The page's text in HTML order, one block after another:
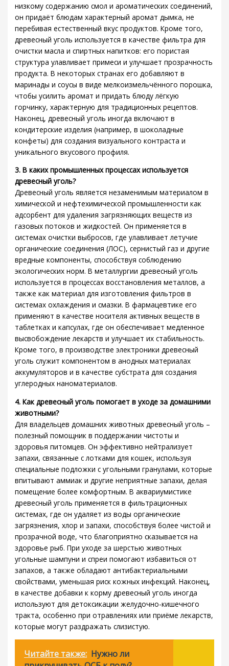
низкому содержанию смол и ароматических соединений,
он придаёт блюдам характерный аромат дымка, не
перебивая естественный вкус продуктов. Кроме того,
древесный уголь используется в качестве фильтра для
очистки масла и спиртных напитков: его пористая
структура улавливает примеси и улучшает прозрачность
продукта. В некоторых странах его добавляют в
маринады и соусы в виде мелкоизмельчённого порошка,
чтобы усилить аромат и придать блюду лёгкую
горчинку, характерную для традиционных рецептов.
Наконец, древесный уголь иногда включают в
кондитерские изделия (например, в шоколадные
конфеты) для создания визуального контраста и
уникального вкусового профиля.
3. В каких промышленных процессах используется
древесный уголь?
Древесный уголь является незаменимым материалом в
химической и нефтехимической промышленности как
адсорбент для удаления загрязняющих веществ из
газовых потоков и жидкостей. Он применяется в
системах очистки выбросов, где улавливает летучие
органические соединения (ЛОС), сернистый газ и другие
вредные компоненты, способствуя соблюдению
экологических норм. В металлургии древесный уголь
используется в процессах восстановления металлов, а
также как материал для изготовления фильтров в
системах охлаждения и смазки. В фармацевтике его
применяют в качестве носителя активных веществ в
таблетках и капсулах, где он обеспечивает медленное
высвобождение лекарств и улучшает их стабильность.
Кроме того, в производстве электроники древесный
уголь служит компонентом в анодных материалах
аккумуляторов и в качестве субстрата для создания
углеродных наноматериалов.
4. Как древесный уголь помогает в уходе за домашними
животными?
Для владельцев домашних животных древесный уголь –
полезный помощник в поддержании чистоты и
здоровья питомцев. Он эффективно нейтрализует
запахи, связанные с лотками для кошек, используя
специальные подложки с угольными гранулами, которые
впитывают аммиак и другие неприятные запахи, делая
помещение более комфортным. В аквариумистике
древесный уголь применяется в фильтрационных
системах, где он удаляет из воды органические
загрязнения, хлор и запахи, способствуя более чистой и
прозрачной воде, что благоприятно сказывается на
здоровье рыб. При уходе за шерстью животных
угольные шампуни и спреи помогают избавиться от
запахов, а также обладают антибактериальными
свойствами, уменьшая риск кожных инфекций. Наконец,
в качестве добавки к корму древесный уголь иногда
используют для детоксикации желудочно-кишечного
тракта, особенно при отравлениях или приёмe лекарств,
которые могут раздражать слизистую.
Читайте также: Нужно ли